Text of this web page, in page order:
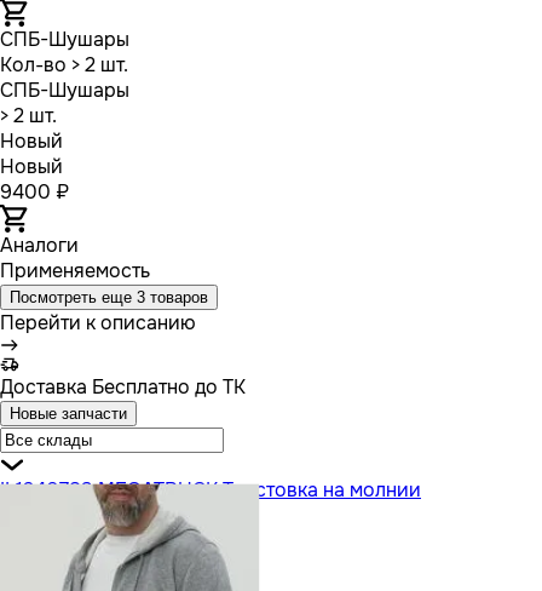
СПБ-Шушары
Кол-во > 2 шт.
СПБ-Шушары
> 2 шт.
Новый
Новый
9400 ₽
Аналоги
Применяемость
Посмотреть еще 3 товаров
Перейти к описанию
Доставка Бесплатно до ТК
Новые запчасти
IL1240783 MEGATRUCK Толстовка на молнии